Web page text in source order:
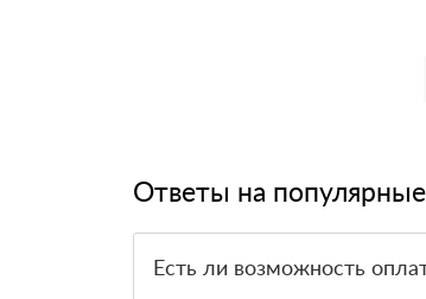
Ответы на
Есть ли возможность